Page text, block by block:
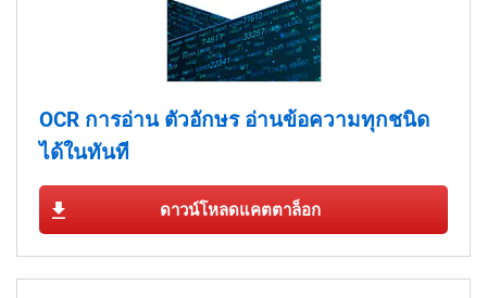
OCR การอ่าน ตัวอักษร อ่านข้อความทุกชนิด
ได้ในทันที
ดาวน์โหลดแคตตาล็อก